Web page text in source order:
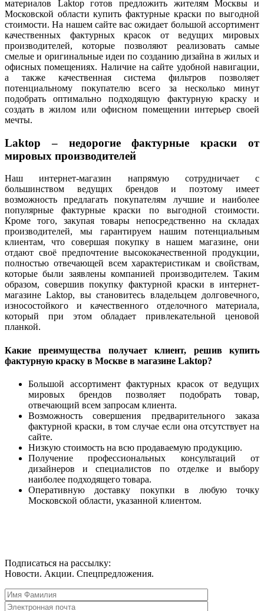
материалов Laktop готов предложить жителям Москвы и
Московской области купить фактурные краски по выгодной
стоимости. На нашем сайте вас ожидает большой ассортимент
качественных фактурных красок от ведущих мировых
производителей, которые позволяют реализовать самые
смелые и оригинальные идеи по созданию дизайна в жилых и
офисных помещениях. Наличие на сайте удобной навигации,
а также качественная система фильтров позволяет
потенциальному покупателю всего за несколько минут
подобрать оптимально подходящую фактурную краску и
создать в жилом или офисном помещении интерьер своей
мечты.
Laktop – недорогие фактурные краски от
мировых производителей
Наш интернет-магазин напрямую сотрудничает с
большинством ведущих брендов и поэтому имеет
возможность предлагать покупателям лучшие и наиболее
популярные фактурные краски по выгодной стоимости.
Кроме того, закупая товары непосредственно на складах
производителей, мы гарантируем нашим потенциальным
клиентам, что совершая покупку в нашем магазине, они
отдают своё предпочтение высококачественной продукции,
полностью отвечающей всем характеристикам и свойствам,
которые были заявлены компанией производителем. Таким
образом, совершив покупку фактурной краски в интернет-
магазине Laktop, вы становитесь владельцем долговечного,
износостойкого и качественного отделочного материала,
который при этом обладает привлекательной ценовой
планкой.
Какие преимущества получает клиент, решив купить
фактурную краску в Москве в магазине Laktop?
Большой ассортимент фактурных красок от ведущих
мировых брендов позволяет подобрать товар,
отвечающий всем запросам клиента.
Возможность совершения предварительного заказа
фактурной краски, в том случае если она отсутствует на
сайте.
Низкую стоимость на всю продаваемую продукцию.
Получение профессиональных консультаций от
дизайнеров и специалистов по отделке и выбору
наиболее подходящего товара.
Оперативную доставку покупки в любую точку
Московской области, указанной клиентом.
Подписаться на рассылку:
Новости. Акции. Спецпредложения.